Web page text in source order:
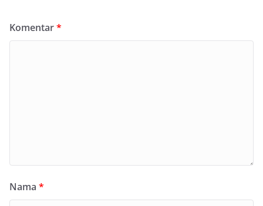
Komentar*
Nama *